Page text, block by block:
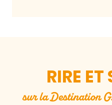
RIRE ET
sur la Destination